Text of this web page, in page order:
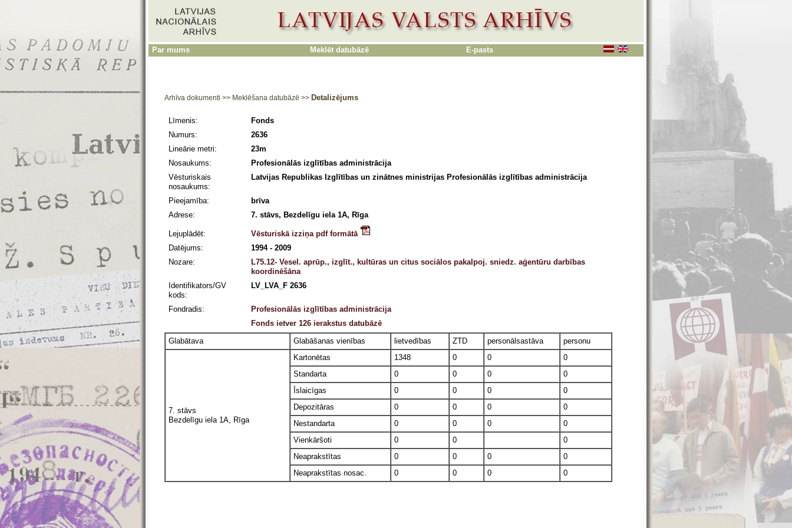
Par mums Meklēt datubāzē E-pasts
Arhīva dokumenti >> Meklēšana datubāzē >> Detalizējums
Līmenis:
Fonds
Numurs:
2636
Lineārie metri:
23m
Nosaukums:
Profesionālās izglītības administrācija
Vēsturiskais
nosaukums:
Latvijas Republikas Izglītības un zinātnes ministrijas Profesionālās izglītības administrācija
Pieejamība:
brīva
Adrese:
7. stāvs, Bezdelīgu iela 1A, Rīga
Lejuplādēt:
Vēsturiskā izziņa pdf formātā
Datējums:
1994 - 2009
Nozare:
L75.12- Vesel. aprūp., izglīt., kultūras un citus sociālos pakalpoj. sniedz. aģentūru darbības
koordinēšāna
Identifikators/GV
kods:
LV_LVA_F 2636
Fondradis:
Profesionālās izglītības administrācija
Fonds ietver 126 ierakstus datubāzē
Glabātava
Glabāšanas vienības lietvedības ZTD personālsastāva personu
7. stāvs
Bezdelīgu iela 1A, Rīga
Kartonētas 1348 0 0
0
Standarta
0 0 0
0
Īslaicīgas
0 0 0
0
Depozitāras
0 0 0
0
Nestandarta
0 0 0
0
Vienkāršoti
0 0
0
Neaprakstītas
0 0 0
0
Neaprakstītas nosac.
0 0 0 0